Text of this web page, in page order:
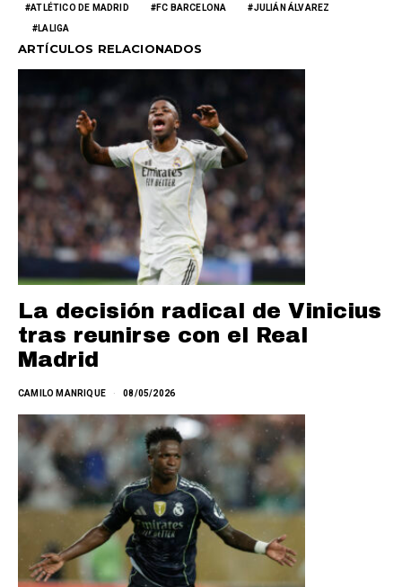
ATLÉTICO DE MADRID FC BARCELONA JULIÁN ÁLVAREZ
LALIGA
ARTÍCULOS RELACIONADOS
La decisión radical de Vinicius
tras reunirse con el Real
Madrid
CAMILO MANRIQUE 08/05/2026